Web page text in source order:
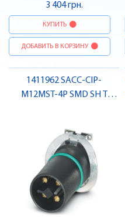
3 404 грн.
КУПИТЬ
ДОБАВИТЬ В КОРЗИНУ
1411962 SACC-CIP-
M12MST-4P SMD SH T